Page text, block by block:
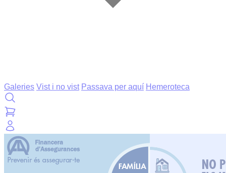
Galeries Vist i no vist Passava per aquí Hemeroteca